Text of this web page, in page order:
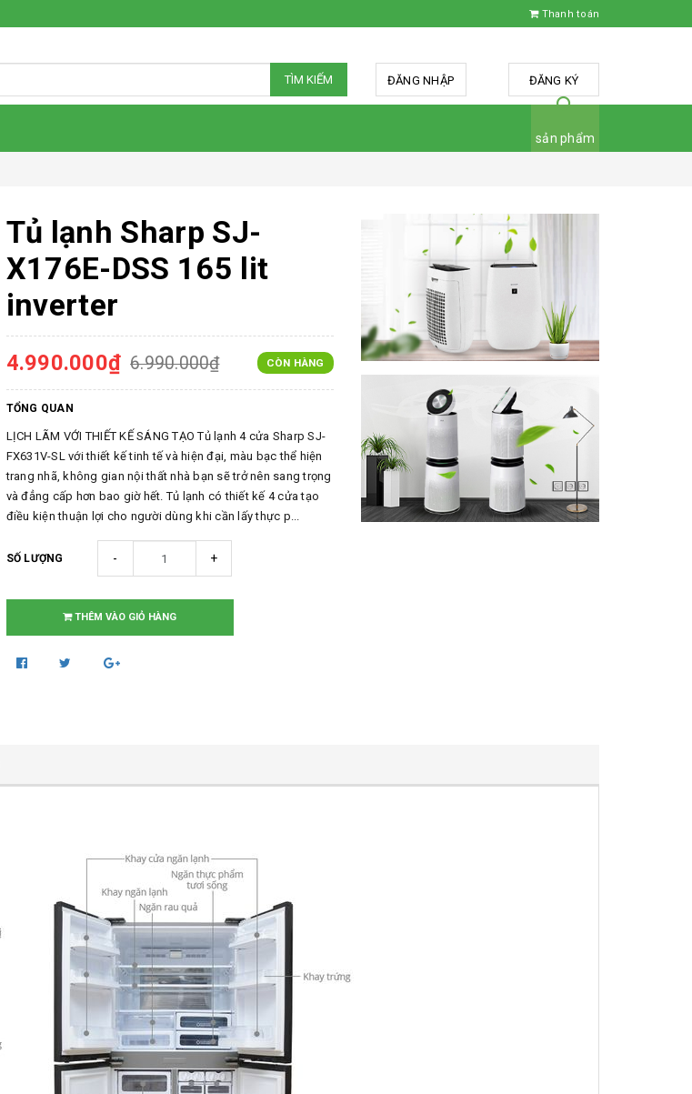
Thanh toán
TÌM KIẾM ĐĂNG NHẬP ĐĂNG KÝ
sản phẩm
Tủ lạnh Sharp SJ-
X176E-DSS 165 lit
inverter
4.990.000₫ 6.990.000₫ CÒN HÀNG
TỔNG QUAN
LỊCH LÃM VỚI THIẾT KẾ SÁNG TẠO Tủ lạnh 4 cửa Sharp SJ-
FX631V-SL với thiết kế tinh tế và hiện đại, màu bạc thể hiện
trang nhã, không gian nội thất nhà bạn sẽ trở nên sang trọng
và đẳng cấp hơn bao giờ hết. Tủ lạnh có thiết kế 4 cửa tạo
điều kiện thuận lợi cho người dùng khi cần lấy thực p...
SỐ LƯỢNG - +
THÊM VÀO GIỎ HÀNG